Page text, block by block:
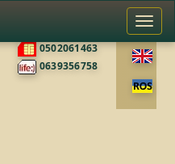
0502061463
0639356758